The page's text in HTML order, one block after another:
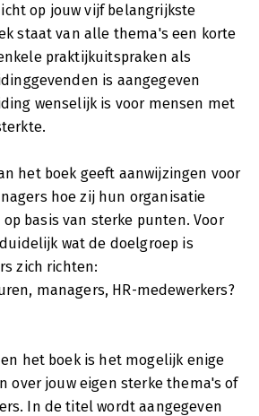
op jouw vijf belangrijkste
staat van alle thema's een korte
praktijkuitspraken als
is aangegeven
wenselijk is voor mensen met
het boek geeft aanwijzingen voor
hoe zij hun organisatie
basis van sterke punten. Voor
wat de doelgroep is
zich richten:
managers, HR-medewerkers?
het boek is het mogelijk enige
over jouw eigen sterke thema's of
In de titel wordt aangegeven